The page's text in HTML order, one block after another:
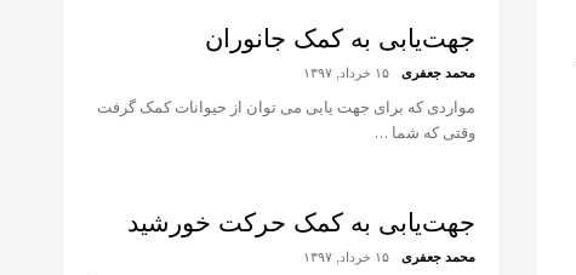
جهت‌یابی به کمک جانوران
محمد جعفری ۱۵ خرداد, ۱۳۹۷
مواردی که برای جهت یابی می توان از حیوانات کمک گرفت
وقتی که شما …
جهت‌یابی به کمک حرکت خورشید
محمد جعفری ۱۵ خرداد, ۱۳۹۷